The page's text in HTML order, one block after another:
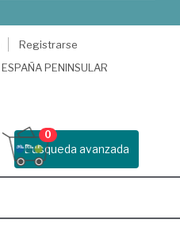
Registrarse
ESPAÑA PENINSULAR
Busqueda avanzada
0